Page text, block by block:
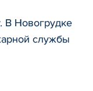
В Новогрудке
службы